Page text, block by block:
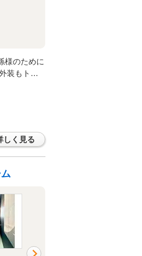
様のために
装もトレ
、細部に
想の空間
完成。新
過ごされる
しく見る